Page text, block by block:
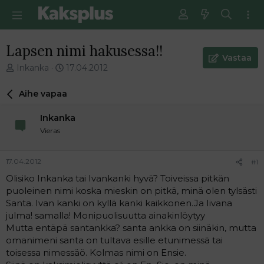
Lapsen nimi hakusessa!!
V
e
i
t
u
n
a
l
o
t
t
Inkanka
E
s
m
m
n
v
i
e
s
i
17.04.2012
Vastaa
Aihe vapaa
Inkanka
Vieras
17.04.2012 #1
Olisiko Inkanka tai Ivankanki hyvä? Toiveissa pitkän
puoleinen nimi koska mieskin on pitkä, minä olen tylsästi
Santa. Ivan kanki on kyllä kanki kaikkonen.Ja Iivana
julma! samalla! Monipuolisuutta ainakinlöytyy
Mutta entäpä santankka? santa ankka on siinäkin, mutta
omanimeni santa on tultava esille etunimessä tai
toisessa nimessäö. Kolmas nimi on Ensie.